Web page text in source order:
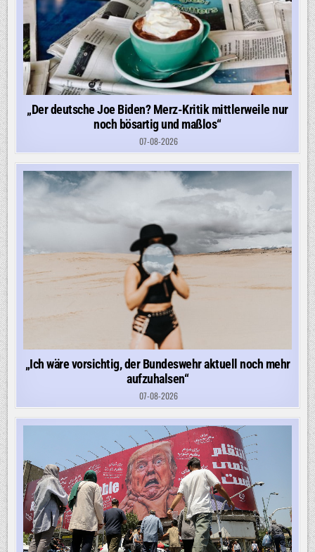
„Der deutsche Joe Biden? Merz-Kritik mittlerweile nur
noch bösartig und maßlos“
07-08-2026
„Ich wäre vorsichtig, der Bundeswehr aktuell noch mehr
aufzuhalsen“
07-08-2026